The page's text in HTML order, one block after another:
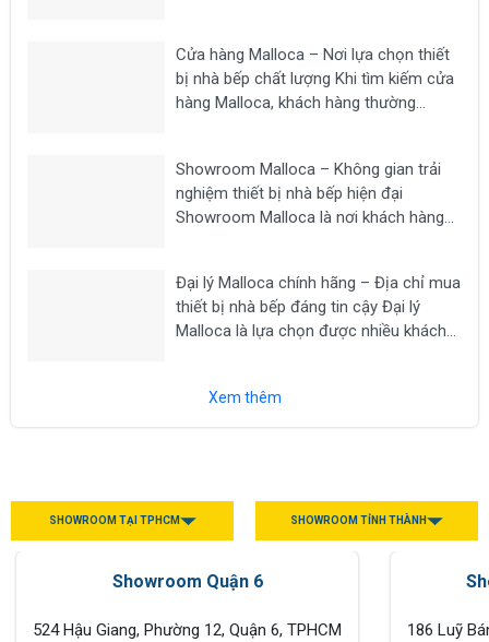
máy hút mùi, lò nướng,...
Cửa hàng Malloca – Nơi lựa chọn thiết
bị nhà bếp chất lượng Khi tìm kiếm cửa
hàng Malloca, khách hàng thường
như bếp từ, máy hút...
Showroom Malloca – Không gian trải
nghiệm thiết bị nhà bếp hiện đại
Showroom Malloca là nơi khách hàng
máy hút mùi, lò nướng, lò vi sóng, máy...
Đại lý Malloca chính hãng – Địa chỉ mua
thiết bị nhà bếp đáng tin cậy Đại lý
Malloca là lựa chọn được nhiều khách
máy hút...
Xem thêm
SHOWROOM TẠI TPHCM SHOWROOM TỈNH THÀNH
Showroom Quận 6
524 Hậu Giang, Phường 12, Quận 6, TPHCM 186 Luỹ